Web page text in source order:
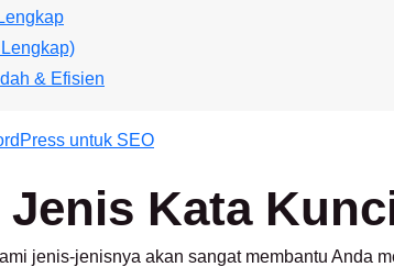
& Efisien
untuk SEO
Jenis Kata
jenis-jenisnya akan sangat membantu Anda